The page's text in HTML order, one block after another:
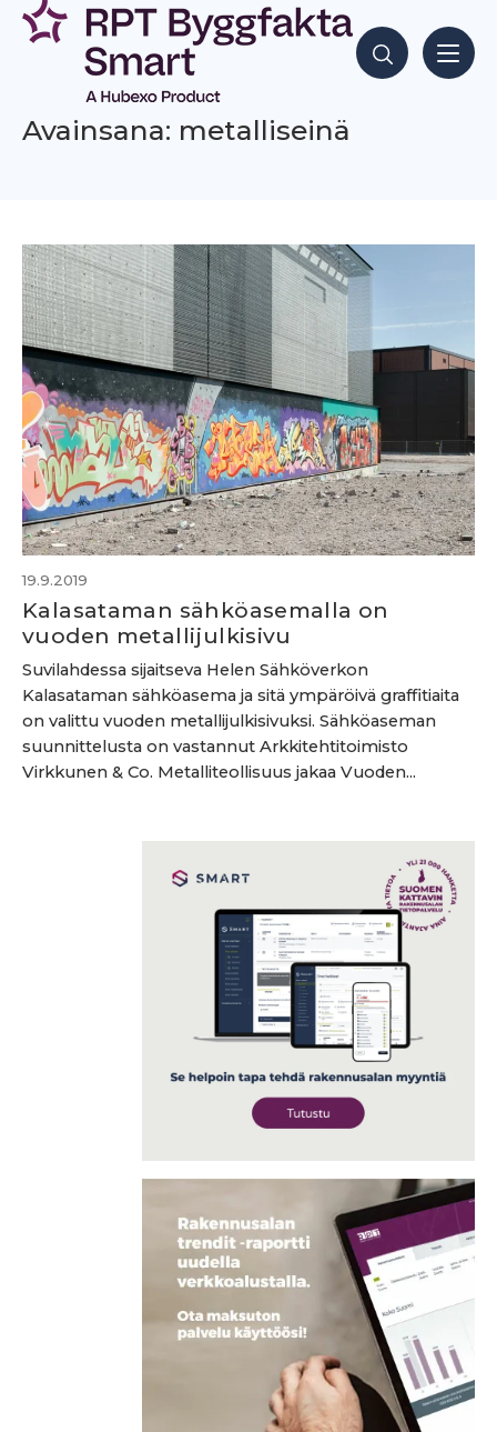
Siirry
sisältöön
Hae sisältöjä
Avainsana: metalliseinä
19.9.2019
Kalasataman sähköasemalla on
vuoden metallijulkisivu
Suvilahdessa sijaitseva Helen Sähköverkon
Kalasataman sähköasema ja sitä ympäröivä graffitiaita
on valittu vuoden metallijulkisivuksi. Sähköaseman
suunnittelusta on vastannut Arkkitehtitoimisto
Virkkunen & Co. Metalliteollisuus jakaa Vuoden...